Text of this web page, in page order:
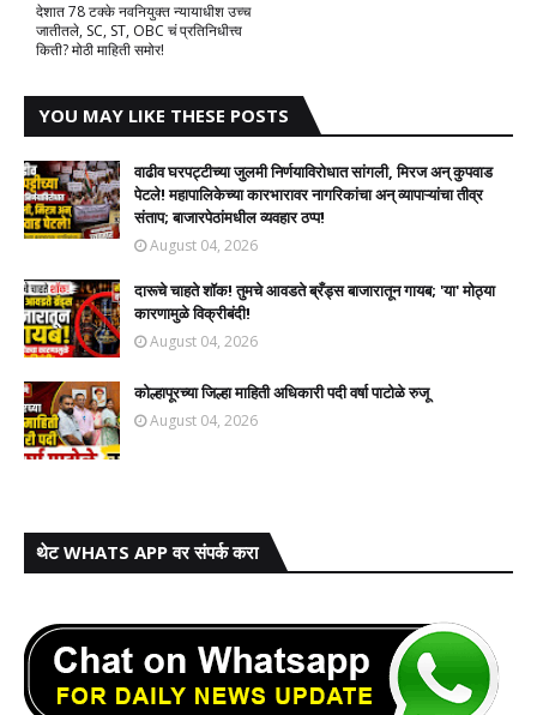
देशात 78 टक्के नवनियुक्त न्यायाधीश उच्च
जातीतले, SC, ST, OBC चं प्रतिनिधीत्त्व
किती? मोठी माहिती समोर!
YOU MAY LIKE THESE POSTS
वाढीव घरपट्टीच्या जुलमी निर्णयाविरोधात सांगली, मिरज अन् कुपवाड
पेटले! महापालिकेच्या कारभारावर नागरिकांचा अन् व्यापाऱ्यांचा तीव्र
संताप; बाजारपेठांमधील व्यवहार ठप्प!​
August 04, 2026
दारूचे चाहते शॉक! तुमचे आवडते ब्रँड्स बाजारातून गायब; 'या' मोठ्या
कारणामुळे विक्रीबंदी!
August 04, 2026
कोल्हापूरच्या जिल्हा माहिती अधिकारी पदी वर्षा पाटोळे रुजू
August 04, 2026
थेट WHATS APP वर संपर्क करा